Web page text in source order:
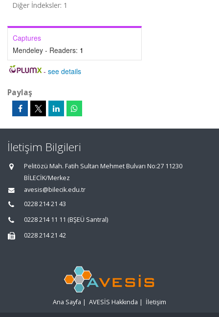
Diğer İndeksler: 1
Captures
Mendeley - Readers: 1
- see details
Paylaş
İletişim Bilgileri
Pelitözü Mah. Fatih Sultan Mehmet Bulvarı No:27 11230
BİLECİK/Merkez
avesis@bilecik.edu.tr
0228 214 21 43
0228 214 11 11 (BŞEÜ Santral)
0228 214 21 42
Ana Sayfa | AVESİS Hakkında | İletişim